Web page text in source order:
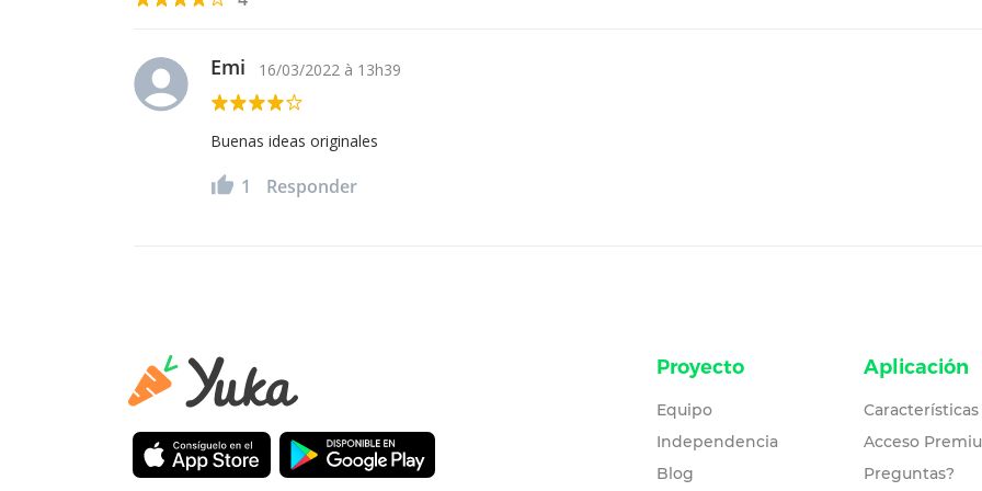
Emi 16/03/2022 à 13h39
Buenas ideas originales
1 Responder
Proyecto
Equipo
Independencia
Blog
Aplicación
Características
Acceso
Preguntas?